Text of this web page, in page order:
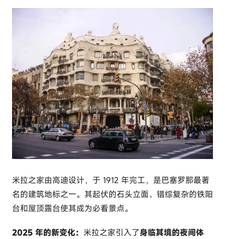
米拉之家由高迪设计，于 1912 年完工，是巴塞罗那最著
名的建筑地标之一。其起伏的石头立面、错综复杂的铁阳
台和屋顶露台使其成为必看景点。
2025 年的新变化： 米拉之家引入了身临其境的夜间体